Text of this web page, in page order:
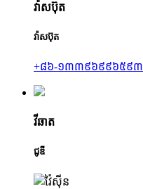
វ៉ាសប៊ុត
វ៉ាសប៊ុត
+៨៦-១៣៣៩៦៩៩៦៥៩៣
វីឆាត
ជូឌី